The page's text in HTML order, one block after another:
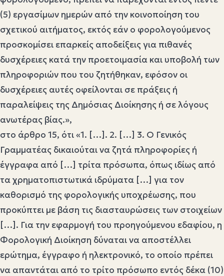
(5) εργασίμων ημερών από την κοινοποίηση του
σχετικού αιτήματος, εκτός εάν ο φορολογούμενος
προσκομίσει επαρκείς αποδείξεις για πιθανές
δυσχέρειες κατά την προετοιμασία και υποβολή των
πληροφοριών που του ζητήθηκαν, εφόσον οι
δυσχέρειες αυτές οφείλονται σε πράξεις ή
παραλείψεις της Δημόσιας Διοίκησης ή σε λόγους
ανωτέρας βίας.»,
στο άρθρο 15, ότι «1. […]. 2. […] 3. Ο Γενικός
Γραμματέας δικαιούται να ζητά πληροφορίες ή
έγγραφα από […] τρίτα πρόσωπα, όπως ιδίως από
τα χρηματοπιστωτικά ιδρύματα […] για τον
καθορισμό της φορολογικής υποχρέωσης, που
προκύπτει με βάση τις διασταυρώσεις των στοιχείων
[…]. Για την εφαρμογή του προηγούμενου εδαφίου, η
Φορολογική Διοίκηση δύναται να αποστέλλει
ερώτημα, έγγραφο ή ηλεκτρονικό, το οποίο πρέπει
να απαντάται από το τρίτο πρόσωπο εντός δέκα (10)